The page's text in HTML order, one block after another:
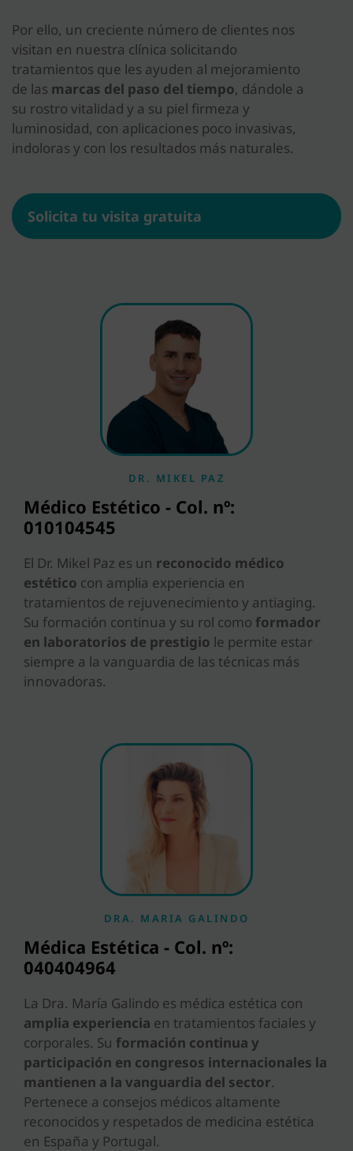
Por ello, un creciente número de clientes nos
visitan en nuestra clínica solicitando
tratamientos que les ayuden al mejoramiento
de las marcas del paso del tiempo, dándole a
su rostro vitalidad y a su piel firmeza y
luminosidad, con aplicaciones poco invasivas,
indoloras y con los resultados más naturales.
Solicita tu visita gratuita
DR. MIKEL PAZ
Médico Estético - Col. nº:
010104545
El Dr. Mikel Paz es un reconocido médico
estético con amplia experiencia en
tratamientos de rejuvenecimiento y antiaging.
Su formación continua y su rol como formador
en laboratorios de prestigio le permite estar
siempre a la vanguardia de las técnicas más
innovadoras.
DRA. MARIA GALINDO
Médica Estética - Col. nº:
040404964
La Dra. María Galindo es médica estética con
amplia experiencia en tratamientos faciales y
corporales. Su formación continua y
participación en congresos internacionales la
mantienen a la vanguardia del sector.
Pertenece a consejos médicos altamente
reconocidos y respetados de medicina estética
en España y Portugal.